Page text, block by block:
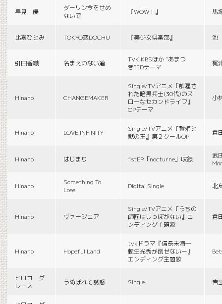
早見 優
ダーリン今をせめ
ないで
『WOW！』 馬
比嘉ひとみ TOKYO恋DOCHU 『美少女倶楽部』 池
引田香織 名まえのない道
TVK,KBSほか “あまつ
き”EDテーマ
梶
Hinano CHANGEMAKER
Single/TVアニメ『解雇さ
れた暗黒兵士(30代)のス
ローなセカンドライフ』
OPテーマ
小
Hinano LOVE INFINITY
Single/TVアニメ『贄姫と
獣の王』第２クールOP
倉
Hinano はじまり 1stEP「nocturne」収録
武
Hinano
Something To
Lose
Digital Single 北
Hinano ヴァージニア
Single/TVアニメ『うちの
師匠はしっぽがない』エ
ンディング主題歌
倉
Hinano Hopeful Land
tvkドラマ『信長未満―
転生光秀が倒せないー』
エンディング主題歌
ヒロコ・グ
レース
うぬぼれて誘惑 Single 岩